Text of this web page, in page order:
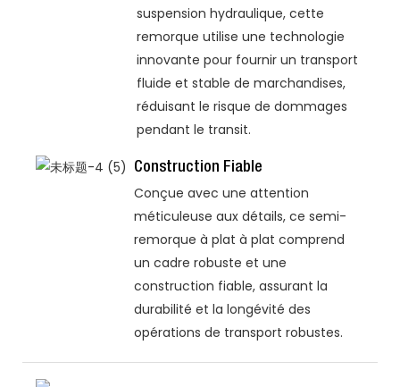
suspension hydraulique, cette
remorque utilise une technologie
innovante pour fournir un transport
fluide et stable de marchandises,
réduisant le risque de dommages
pendant le transit.
Construction Fiable
Conçue avec une attention
méticuleuse aux détails, ce semi-
remorque à plat à plat comprend
un cadre robuste et une
construction fiable, assurant la
durabilité et la longévité des
opérations de transport robustes.